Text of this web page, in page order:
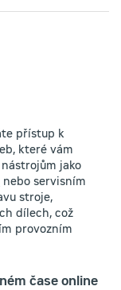
přístup k
které vám
jako
nebo servisním
stroje,
dílech, což
provozním
čase online